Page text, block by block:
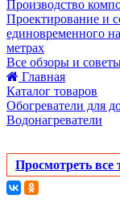
Производство
Проектирование и
единовременного
метрах
Все обзоры и
Главная
Каталог товаров
Обогреватели для
Водонагреватели
Просмотреть все